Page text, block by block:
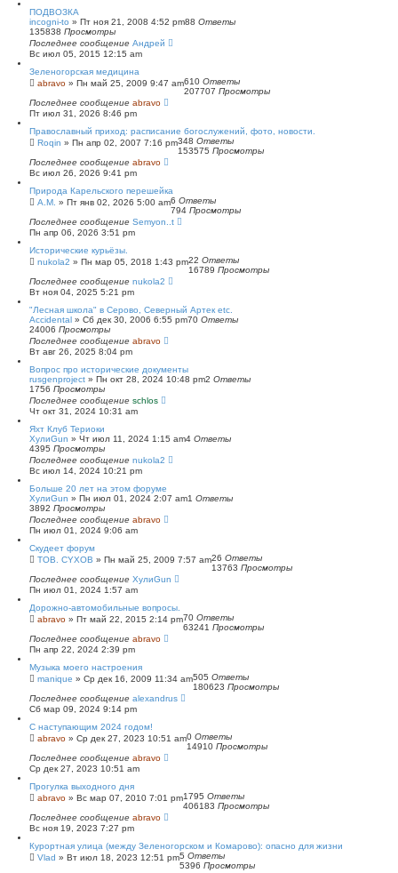
ПОДВОЗКА
incogni-to » Пт ноя 21, 2008 4:52 pm88 Ответы
135838 Просмотры
Последнее сообщение Андрей
Вс июл 05, 2015 12:15 am
Зеленогорская медицина
abravo » Пн май 25, 2009 9:47 am610 Ответы
207707 Просмотры
Последнее сообщение abravo
Пт июл 31, 2026 8:46 pm
Православный приход: расписание богослужений, фото, новости.
Roqin » Пн апр 02, 2007 7:16 pm348 Ответы
153575 Просмотры
Последнее сообщение abravo
Вс июл 26, 2026 9:41 pm
Природа Карельского перешейка
А.М. » Пт янв 02, 2026 5:00 am6 Ответы
794 Просмотры
Последнее сообщение Semyon..t
Пн апр 06, 2026 3:51 pm
Исторические курьёзы.
nukola2 » Пн мар 05, 2018 1:43 pm22 Ответы
16789 Просмотры
Последнее сообщение nukola2
Вт ноя 04, 2025 5:21 pm
"Лесная школа" в Серово, Северный Артек etc.
Accidental » Сб дек 30, 2006 6:55 pm70 Ответы
24006 Просмотры
Последнее сообщение abravo
Вт авг 26, 2025 8:04 pm
Вопрос про исторические документы
rusgenproject » Пн окт 28, 2024 10:48 pm2 Ответы
1756 Просмотры
Последнее сообщение schlos
Чт окт 31, 2024 10:31 am
Яхт Клуб Териоки
ХулиGun » Чт июл 11, 2024 1:15 am4 Ответы
4395 Просмотры
Последнее сообщение nukola2
Вс июл 14, 2024 10:21 pm
Больше 20 лет на этом форуме
ХулиGun » Пн июл 01, 2024 2:07 am1 Ответы
3892 Просмотры
Последнее сообщение abravo
Пн июл 01, 2024 9:06 am
Скудеет форум
TOB. CYXOB » Пн май 25, 2009 7:57 am26 Ответы
13763 Просмотры
Последнее сообщение ХулиGun
Пн июл 01, 2024 1:57 am
Дорожно-автомобильные вопросы.
abravo » Пт май 22, 2015 2:14 pm70 Ответы
63241 Просмотры
Последнее сообщение abravo
Пн апр 22, 2024 2:39 pm
Музыка моего настроения
manique » Ср дек 16, 2009 11:34 am505 Ответы
180623 Просмотры
Последнее сообщение alexandrus
Сб мар 09, 2024 9:14 pm
С наступающим 2024 годом!
abravo » Ср дек 27, 2023 10:51 am0 Ответы
14910 Просмотры
Последнее сообщение abravo
Ср дек 27, 2023 10:51 am
Прогулка выходного дня
abravo » Вс мар 07, 2010 7:01 pm1795 Ответы
406183 Просмотры
Последнее сообщение abravo
Вс ноя 19, 2023 7:27 pm
Курортная улица (между Зеленогорском и Комарово): опасно для жизни
Vlad » Вт июл 18, 2023 12:51 pm5 Ответы
5396 Просмотры